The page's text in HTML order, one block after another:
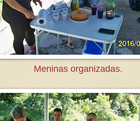
Meninas organizadas.